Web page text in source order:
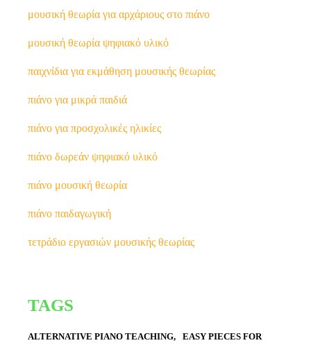
μουσική θεωρία για αρχάριους στο πιάνο
μουσική θεωρία ψηφιακό υλικό
παιχνίδια για εκμάθηση μουσικής θεωρίας
πιάνο για μικρά παιδιά
πιάνο για προσχολικές ηλικίες
πιάνο δωρεάν ψηφιακό υλικό
πιάνο μουσική θεωρία
πιάνο παιδαγωγική
τετράδιο εργασιών μουσικής θεωρίας
TAGS
ALTERNATIVE PIANO TEACHING EASY PIECES FOR